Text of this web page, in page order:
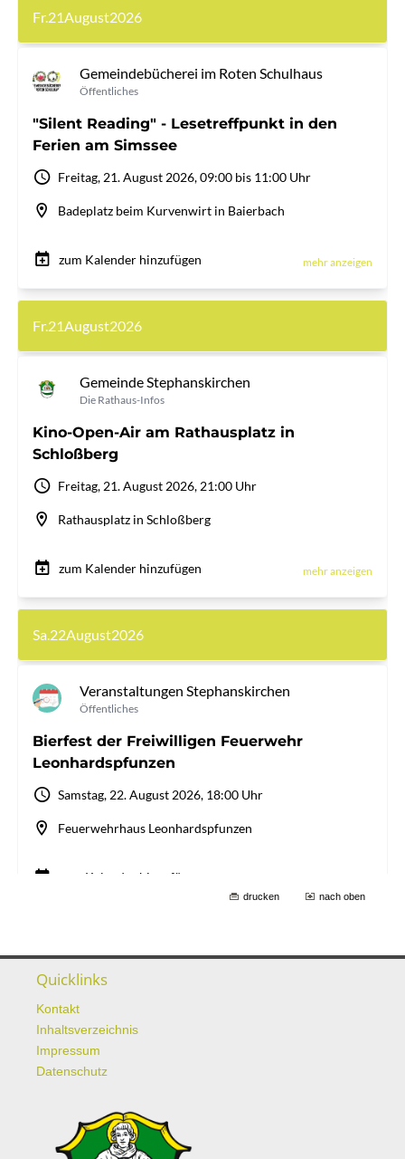
drucken nach oben
Quicklinks
Kontakt
Inhaltsverzeichnis
Impressum
Datenschutz